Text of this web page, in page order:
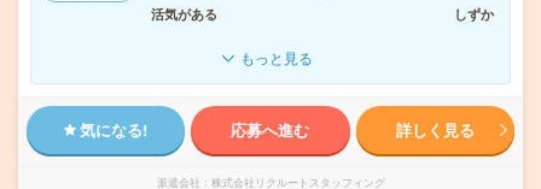
活気がある
しずか
もっと見る
気になる! 応募へ進む 詳しく見る
派遣会社 株式会社リクルートスタッフィング